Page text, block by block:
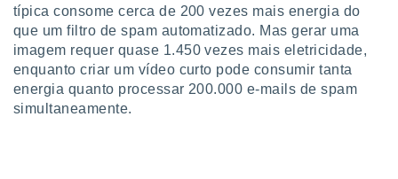
típica consome cerca de 200 vezes mais energia do
que um filtro de spam automatizado. Mas gerar uma
imagem requer quase 1.450 vezes mais eletricidade,
enquanto criar um vídeo curto pode consumir tanta
energia quanto processar 200.000 e-mails de spam
simultaneamente.